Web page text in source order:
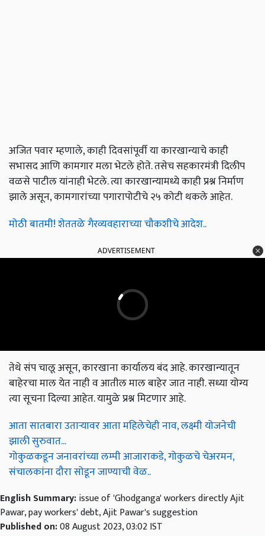
अजित पवार म्हणाले, काही दिवसांपूर्वी या कारखान्याचे काही
सभासद आणि कामगार मला भेटले होते. तसेच सहकारमंत्री दिलीप
वळसे पाटील यांनाही भेटले. त्या कारखान्यामध्ये काही प्रश्न निर्माण
झाले असून, कामगारांच्या पगारापोटीचे २५ कोटी थकले आहेत.
मोठी बातमी! शेततळे गैरव्यवहाराच्या चौकशीचे आदेश..
ADVERTISEMENT
तेथे संप चालू असून, कारखाना कार्यालय बंद आहे. कारखान्यातून
बाहेरचा माल येत नाही व आतील माल बाहेर जात नाही. सध्या योग्य
त्या सूचना दिल्या आहेत. यामुळे प्रश्न मिटणार आहे.
आता सातबारा उताऱ्यावर आता महिलेचेही नाव, लक्ष्मी योजनेची
झाली सुरुवात...
गोकुळकडून जनावरांच्या लम्पी आजाराकडे, गोकुळचे चेअरमन,
संचालकांना दौरा सोडून जाण्याची वेळ..
English Summary:issue of 'Ghodganga' workers directly Ajit
Pawar, pay workers' debt, Ajit Pawar's suggestion
Published on:08 August 2023, 03:02 IST